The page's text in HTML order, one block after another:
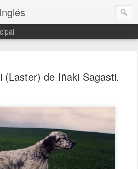
(Laster) de Iñaki Sagasti.